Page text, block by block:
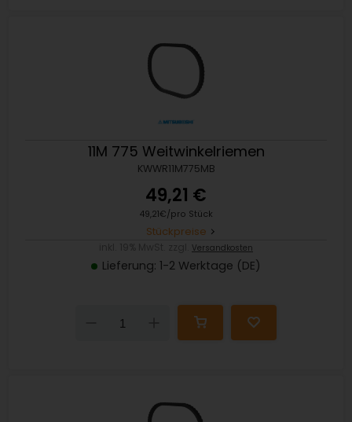
11M 775 Weitwinkelriemen
KWWR11M775MB
49,21 €
49,21€/pro Stück
Stückpreise
Versandkosten
Lieferung: 1-2 Werktage (DE)
Down